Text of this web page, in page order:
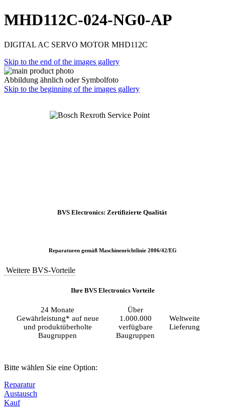
MHD112C-024-NG0-AP
DIGITAL AC SERVO MOTOR MHD112C
Skip to the end of the images gallery
Abbildung ähnlich oder Symbolfoto
Skip to the beginning of the images gallery
BVS Electronics: Zertifizierte Qualität
Reparaturen gemäß Maschinenrichtlinie 2006/42/EG
Weitere BVS-Vorteile
Ihre BVS Electronics Vorteile
24 Monate
Gewährleistung* auf neue
und produktüberholte
Baugruppen
Über
1.000.000
verfügbare
Baugruppen
Weltweite
Lieferung
Bitte wählen Sie eine Option:
Reparatur
Austausch
Kauf